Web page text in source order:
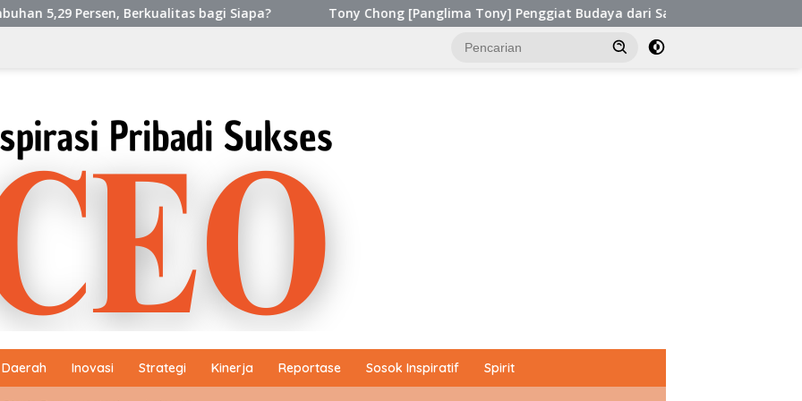
bagi Siapa? Tony Chong [Panglima Tony] Penggiat Budaya dari Sabah, Malaysia Raih Kinerja Ekselen Award II-
Daerah Inovasi Strategi Kinerja Reportase Sosok Inspiratif Spirit